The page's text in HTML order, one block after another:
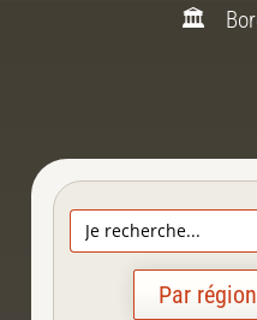
🏛️
Search
for:
Par